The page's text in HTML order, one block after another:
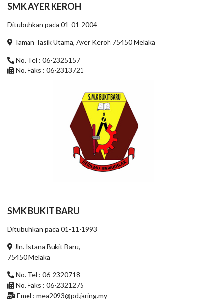
SMK AYER KEROH
Ditubuhkan pada 01-01-2004
Taman Tasik Utama, Ayer Keroh 75450 Melaka
No. Tel : 06-2325157
No. Faks : 06-2313721
SMK BUKIT BARU
Ditubuhkan pada 01-11-1993
Jln. Istana Bukit Baru,
75450 Melaka
No. Tel : 06-2320718
No. Faks : 06-2321275
Emel : mea2093@pd.jaring.my